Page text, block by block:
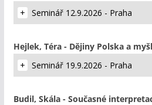
Seminář 12.9.2026 - Praha
Hejlek, Téra - Dějiny Polska a
Seminář 19.9.2026 - Praha
Budil, Skála - Současné